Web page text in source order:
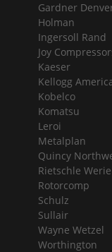
Gardner
Holman
Ingersoll Rand
Joy
Kaeser
Kellogg
Kobelco
Komatsu
Leroi
Metalplan
Quincy
Rietschle Werie
Rotorcomp
Schulz
Sullair
Wayne Wetzel
Worthington